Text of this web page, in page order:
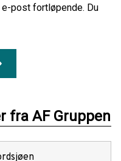
e-post fortløpende. Du
fra AF Gruppen